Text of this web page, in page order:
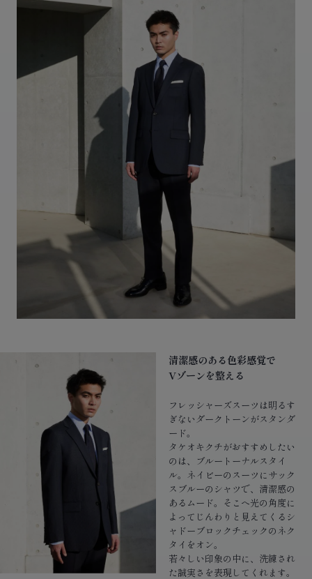
清潔感のある色彩感覚で
Vゾーンを整える
フレッシャーズスーツは明るす
ぎないダークトーンがスタンダ
ード。
タケオキクチがおすすめしたい
のは、ブルートーナルスタイ
ル。ネイビーのスーツにサック
スブルーのシャツで、清潔感の
あるムード。そこへ光の角度に
よってじんわりと見えてくるシ
ャドーブロックチェックのネク
タイをオン。
若々しい印象の中に、洗練され
た誠実さを表現してくれます。